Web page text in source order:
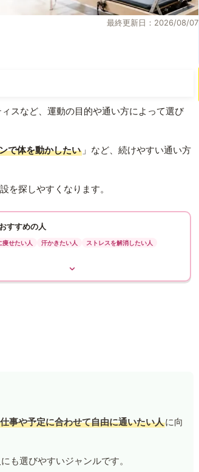
最終更新日：2026/08/07
スなど、運動の目的や通い方によって選び
で体を動かしたい 」など、続けやすい通い方
を探しやすくなります。
すすめの人
痩せたい人 汗かきたい人 ストレスを解消したい人
仕事や予定に合わせて自由に通いたい人に向
も選びやすいジャンルです。